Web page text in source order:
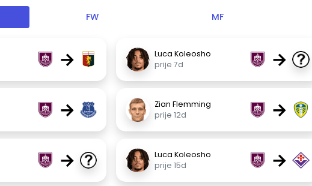
FW MF
→
Luca Koleosho
prije 7d
→
→
Zian Flemming
prije 12d
→
→
Luca Koleosho
prije 15d
→